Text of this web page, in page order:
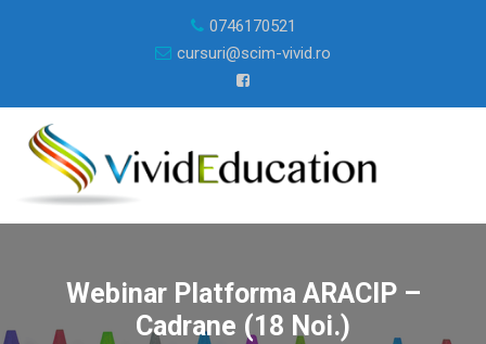
0746170521
cursuri@scim-vivid.ro
Webinar Platforma ARACIP –
Cadrane (18 Noi.)